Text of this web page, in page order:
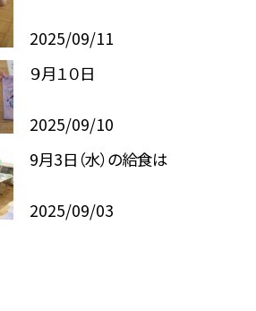
2025/09/11
９月１０日
2025/09/10
9月3日（水）の給食は
2025/09/03